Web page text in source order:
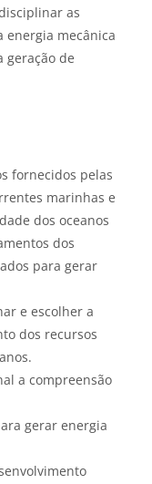
as
energia mecânica
geração de
fornecidos pelas
marinhas e
dos oceanos
dos
para gerar
e escolher a
dos recursos
a compreensão
gerar energia